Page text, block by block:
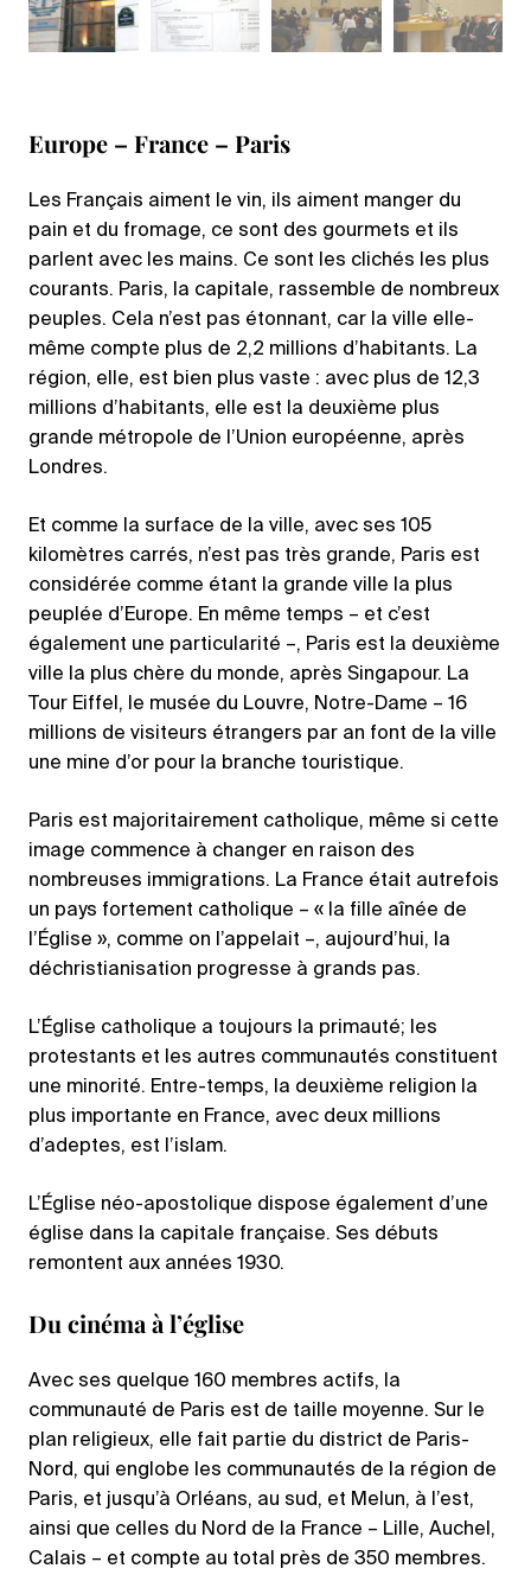
Europe – France – Paris
Les Français aiment le vin, ils aiment manger du
pain et du fromage, ce sont des gourmets et ils
parlent avec les mains. Ce sont les clichés les plus
courants. Paris, la capitale, rassemble de nombreux
peuples. Cela n’est pas étonnant, car la ville elle-
même compte plus de 2,2 millions d’habitants. La
région, elle, est bien plus vaste : avec plus de 12,3
millions d’habitants, elle est la deuxième plus
grande métropole de l’Union européenne, après
Londres.
Et comme la surface de la ville, avec ses 105
kilomètres carrés, n’est pas très grande, Paris est
considérée comme étant la grande ville la plus
peuplée d’Europe. En même temps – et c’est
également une particularité –, Paris est la deuxième
ville la plus chère du monde, après Singapour. La
Tour Eiffel, le musée du Louvre, Notre-Dame – 16
millions de visiteurs étrangers par an font de la ville
une mine d’or pour la branche touristique.
Paris est majoritairement catholique, même si cette
image commence à changer en raison des
nombreuses immigrations. La France était autrefois
un pays fortement catholique – « la fille aînée de
l’Église », comme on l’appelait –, aujourd’hui, la
déchristianisation progresse à grands pas.
L’Église catholique a toujours la primauté; les
protestants et les autres communautés constituent
une minorité. Entre-temps, la deuxième religion la
plus importante en France, avec deux millions
d’adeptes, est l’islam.
L’Église néo-apostolique dispose également d’une
église dans la capitale française. Ses débuts
remontent aux années 1930.
Du cinéma à l’église
Avec ses quelque 160 membres actifs, la
communauté de Paris est de taille moyenne. Sur le
plan religieux, elle fait partie du district de Paris-
Nord, qui englobe les communautés de la région de
Paris, et jusqu’à Orléans, au sud, et Melun, à l’est,
ainsi que celles du Nord de la France – Lille, Auchel,
Calais – et compte au total près de 350 membres.